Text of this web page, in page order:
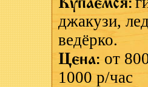
джакузи,
ведёрко.
Цена: от
1000 р/час